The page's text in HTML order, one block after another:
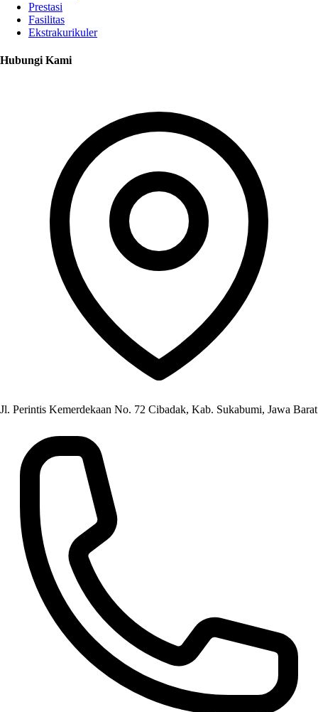
Prestasi
Fasilitas
Ekstrakurikuler
Hubungi Kami
Jl. Perintis Kemerdekaan No. 72 Cibadak, Kab. Sukabumi, Jawa Barat